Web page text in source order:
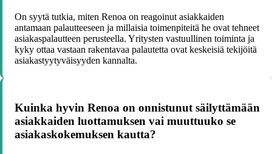
On syytä tutkia, miten Renoa on reagoinut asiakkaiden
antamaan palautteeseen ja millaisia toimenpiteitä he ovat tehneet
asiakaspalautteen perusteella. Yritysten vastuullinen toiminta ja
kyky ottaa vastaan rakentavaa palautetta ovat keskeisiä tekijöitä
asiakastyytyväisyyden kannalta.
Kuinka hyvin Renoa on onnistunut säilyttämään
asiakkaiden luottamuksen vai muuttuuko se
asiakaskokemuksen kautta?